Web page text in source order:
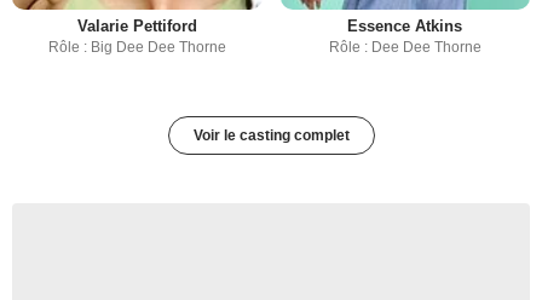
Valarie Pettiford
Rôle : Big Dee Dee Thorne
Essence Atkins
Rôle : Dee Dee Thorne
Voir le casting complet